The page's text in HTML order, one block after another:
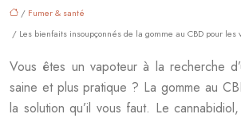
/ Fumer & santé
/ Les bienfaits insoupçonnés de la gomme au CBD pour les
Vous êtes un vapoteur à la recherche
saine et plus pratique ? La gomme au
la solution qu’il vous faut. Le